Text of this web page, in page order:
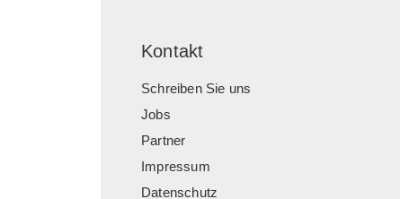
Kontakt
Schreiben Sie uns
Jobs
Partner
Impressum
Datenschutz